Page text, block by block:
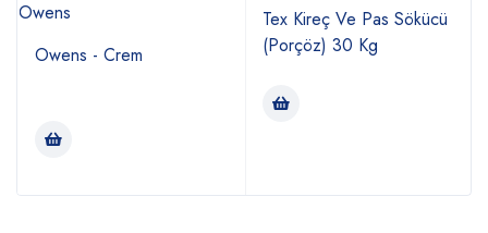
Owens
Owens - Crem
Tex Kireç Ve Pas Sökücü
(Porçöz) 30 Kg